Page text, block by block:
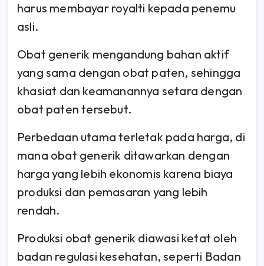
harus membayar royalti kepada penemu
asli.
Obat generik mengandung bahan aktif
yang sama dengan obat paten, sehingga
khasiat dan keamanannya setara dengan
obat paten tersebut.
Perbedaan utama terletak pada harga, di
mana obat generik ditawarkan dengan
harga yang lebih ekonomis karena biaya
produksi dan pemasaran yang lebih
rendah.
Produksi obat generik diawasi ketat oleh
badan regulasi kesehatan, seperti Badan